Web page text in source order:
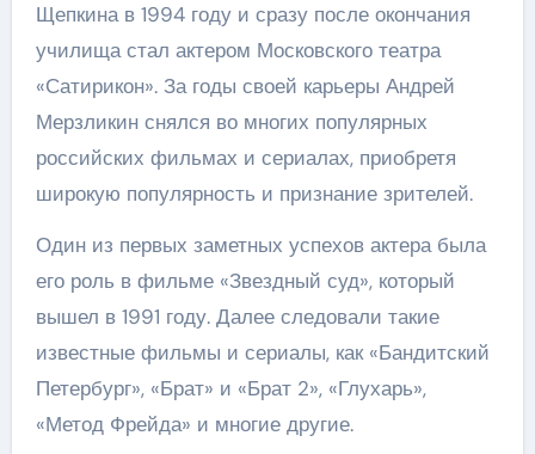
Щепкина в 1994 году и сразу после окончания
училища стал актером Московского театра
«Сатирикон». За годы своей карьеры Андрей
Мерзликин снялся во многих популярных
российских фильмах и сериалах, приобретя
широкую популярность и признание зрителей.
Один из первых заметных успехов актера была
его роль в фильме «Звездный суд», который
вышел в 1991 году. Далее следовали такие
известные фильмы и сериалы, как «Бандитский
Петербург», «Брат» и «Брат 2», «Глухарь»,
«Метод Фрейда» и многие другие.